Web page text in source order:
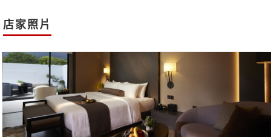
店家照片